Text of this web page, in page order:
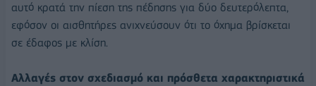
αυτό κρατά την πίεση της πέδησης για δύο δευτερόλεπτα,
εφόσον οι αισθητήρες ανιχνεύσουν ότι το όχημα βρίσκεται
σε έδαφος με κλίση.
Αλλαγές στον σχεδιασμό και πρόσθετα χαρακτηριστικά